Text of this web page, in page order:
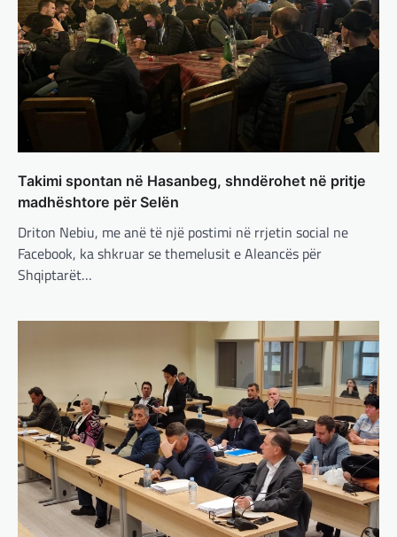
Takimi spontan në Hasanbeg, shndërohet në pritje
madhështore për Selën
Driton Nebiu, me anë të një postimi në rrjetin social ne
Facebook, ka shkruar se themelusit e Aleancës për
Shqiptarët…
Gjermania ndodhet aktualisht në kulmin e
përpjekjeve për krijimin e qeverisë dhe koha
nuk pret. CDU/CSU dhe SPD po vazhdojnë…
BOTA,LAJME,MISTER,RAJONI, SPECIALE
Çka ndodhë tash pas
ndërprerjes së ndihmës
ushtarake për Ukrainën nga
adminadmin
francezët dhe britanikët kanë hartuar një
plan paqeje për luftën në Ukrainë, të…
TOP
Trump ndërpreu ndihmën
ushtarake, kryeministri i
Ukrainës: Të vendosur për
vazhdimin e bashkëpunimit me
SHBA!
adminadmin March 4, 2025
Kryeministri i Ukrainës thotë se vendi i tij
është absolutisht i vendosur të vazhdojë
bashkëpunimin e saj me Shtetet e…